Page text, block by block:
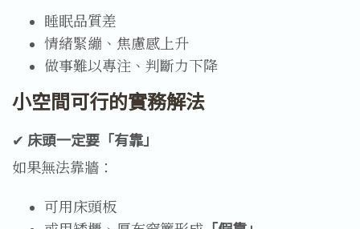
睡眠品質差
情緒緊繃、焦慮感上升
做事難以專注、判斷力下降
小空間可行的實務解法
✔ 床頭一定要「有靠」
如果無法靠牆：
可用床頭板